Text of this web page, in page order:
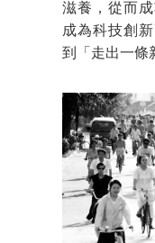
滋養，從而
成為科技創
到「走出一條